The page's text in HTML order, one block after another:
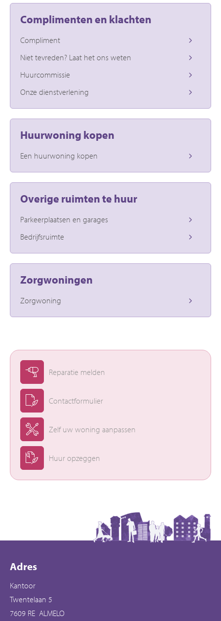
Complimenten en klachten
Compliment
Niet tevreden? Laat het ons weten
Huurcommissie
Onze dienstverlening
Huurwoning kopen
Een huurwoning kopen
Overige ruimten te huur
Parkeerplaatsen en garages
Bedrijfsruimte
Zorgwoningen
Zorgwoning
Reparatie melden
Contactformulier
Zelf uw woning aanpassen
Huur opzeggen
Contactinformatie
Adres
Kantoor
Twentelaan 5
7609 RE ALMELO